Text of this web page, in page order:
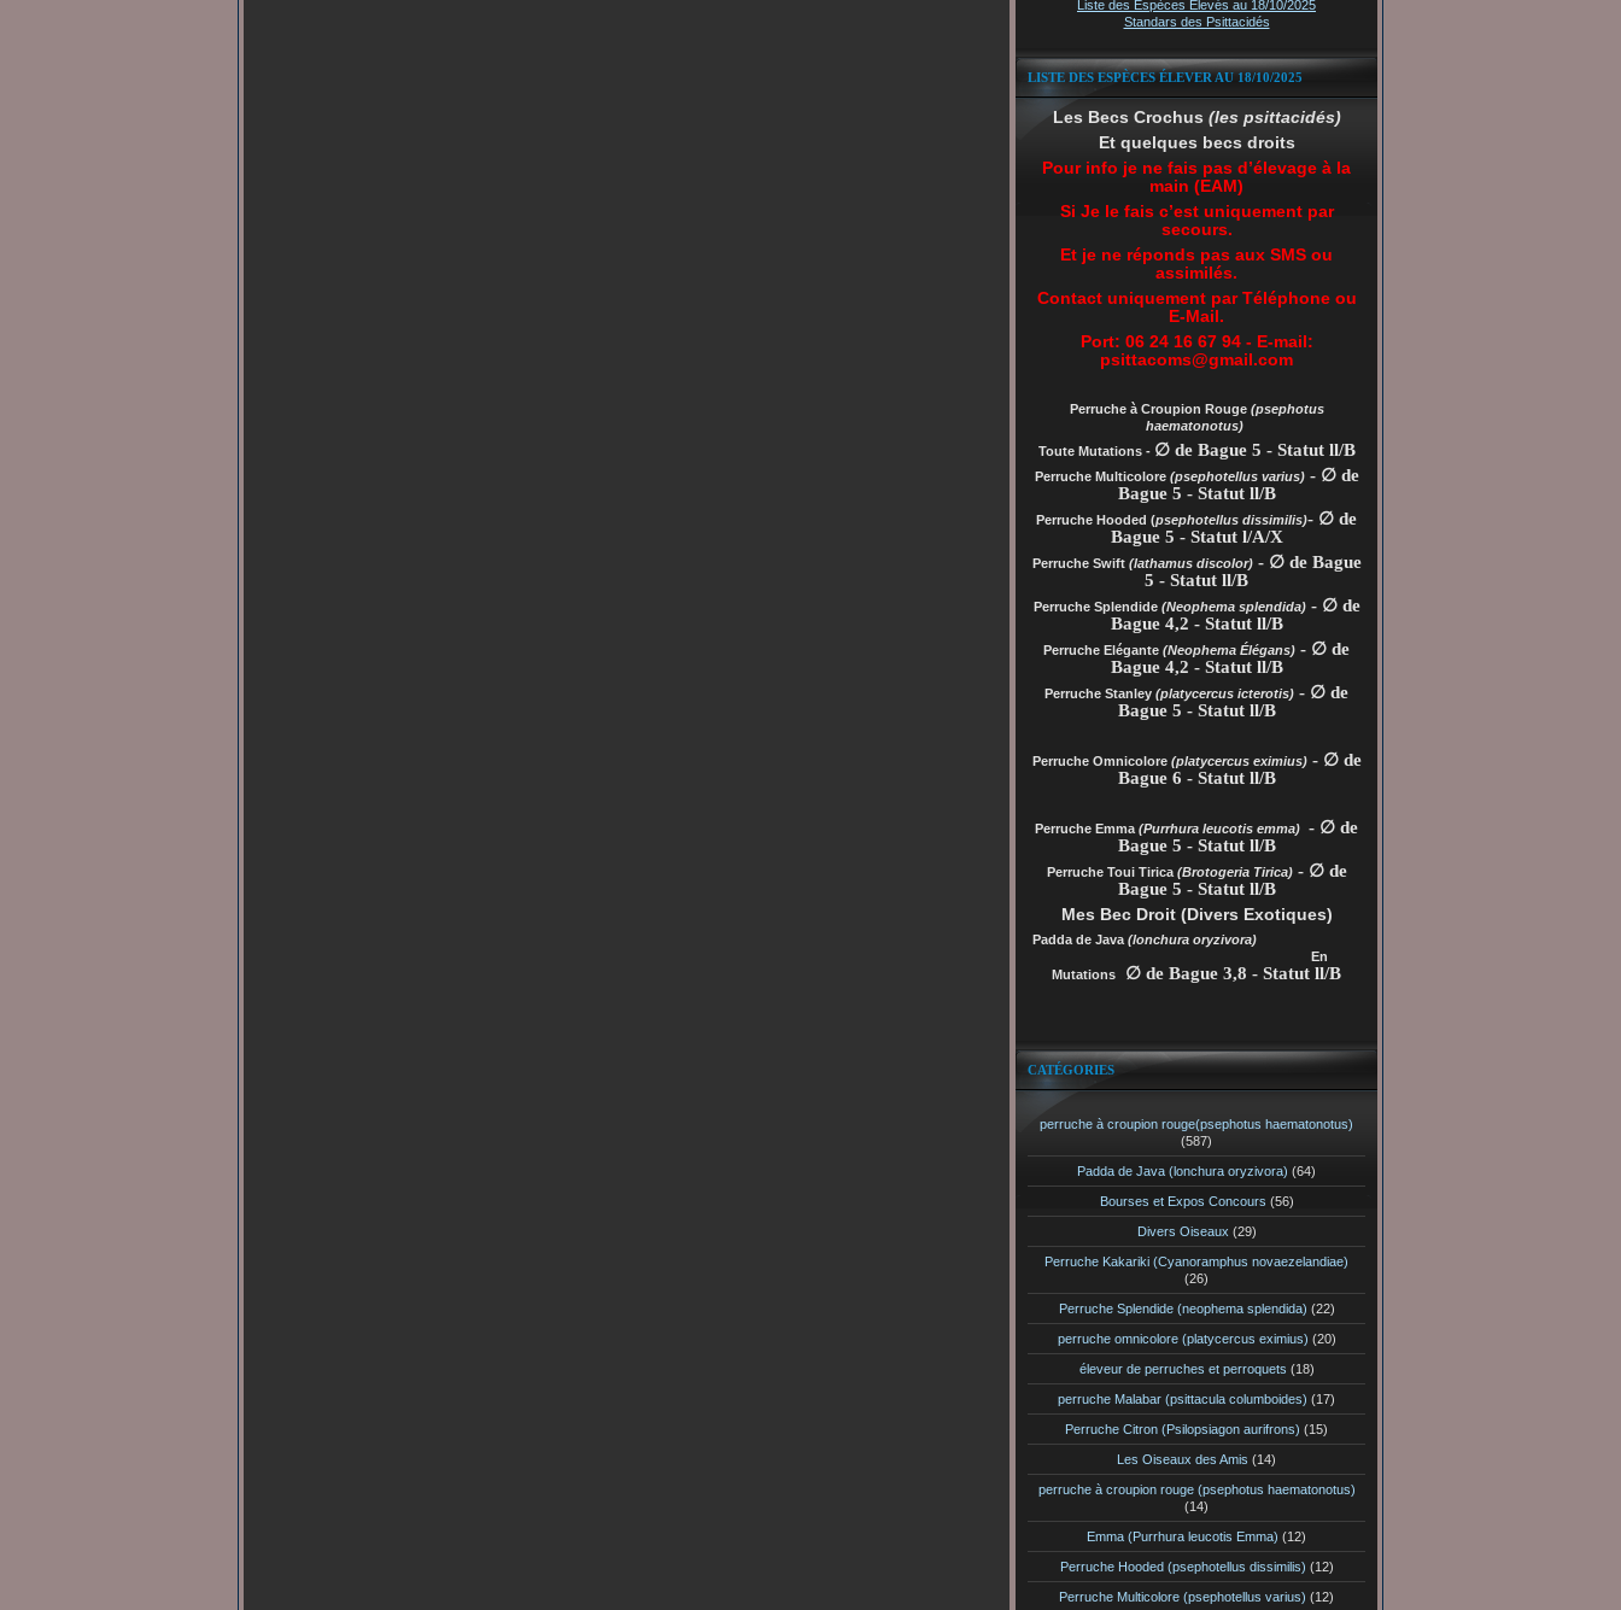
Liste des Espèces Elevés au 18/10/2025
Standars des Psittacidés
LISTE DES ESPÈCES ÉLEVER AU 18/10/2025
Les Becs Crochus (les psittacidés)
Et quelques becs droits
Pour info je ne fais pas d’élevage à la
main (EAM)
Si Je le fais c’est uniquement par
secours.
Et je ne réponds pas aux SMS ou
assimilés.
Contact uniquement par Téléphone ou
E-Mail.
Port: 06 24 16 67 94 - E-mail:
psittacoms@gmail.com
Perruche à Croupion Rouge(psephotus
haematonotus)
Toute Mutations - ∅ de Bague 5 - Statut ll/B
Perruche Multicolore (psephotellus varius)- ∅ de
Bague 5 - Statut ll/B
Perruche Hooded (psephotellus dissimilis)- ∅ de
Bague 5 - Statut l/A/X
Perruche Swift (lathamus discolor)- ∅ de Bague
5 - Statut ll/B
Perruche Splendide (Neophema splendida)- ∅ de
Bague 4,2 - Statut ll/B
Perruche Elégante (Neophema Élégans) - ∅ de
Bague 4,2 - Statut ll/B
Perruche Stanley (platycercus icterotis) - ∅ de
Bague 5 - Statut ll/B
Perruche Omnicolore (platycercus eximius)- ∅ de
Bague 6 - Statut ll/B
Perruche Emma (Purrhura leucotis emma) - ∅ de
Bague 5 - Statut ll/B
Perruche Toui Tirica (Brotogeria Tirica)- ∅ de
Bague 5 - Statut ll/B
Mes Bec Droit (Divers Exotiques)
Padda de Java(lonchura oryzivora)
En
Mutations
∅ de Bague 3,8 - Statut ll/B
CATÉGORIES
perruche à croupion rouge(psephotus haematonotus)
(587)
Padda de Java (lonchura oryzivora) (64)
Bourses et Expos Concours (56)
Divers Oiseaux (29)
Perruche Kakariki (Cyanoramphus novaezelandiae)
(26)
Perruche Splendide (neophema splendida) (22)
perruche omnicolore (platycercus eximius) (20)
éleveur de perruches et perroquets (18)
perruche Malabar (psittacula columboides) (17)
Perruche Citron (Psilopsiagon aurifrons) (15)
Les Oiseaux des Amis (14)
perruche à croupion rouge (psephotus haematonotus)
(14)
Emma (Purrhura leucotis Emma) (12)
Perruche Hooded (psephotellus dissimilis) (12)
Perruche Multicolore (psephotellus varius) (12)